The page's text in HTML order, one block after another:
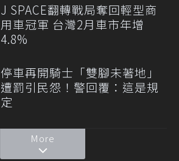
J SPACE翻轉戰局奪回輕型商
用車冠軍 台灣2月車市年增
4.8%
停車再開騎士「雙腳未著地」
遭罰引民怨！警回覆：這是規
定
More